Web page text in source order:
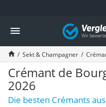
Die beliebtesten Vergleiche
Lebensmittel
Schwarzkümmelöl
Knäckebrot
Schwarzkümmelöl-Kapseln
Manukahonig
Eiklar
Astronautenkost
Vergleich
Sekt & Champagner
Crémant de
2026
Die besten Crémants